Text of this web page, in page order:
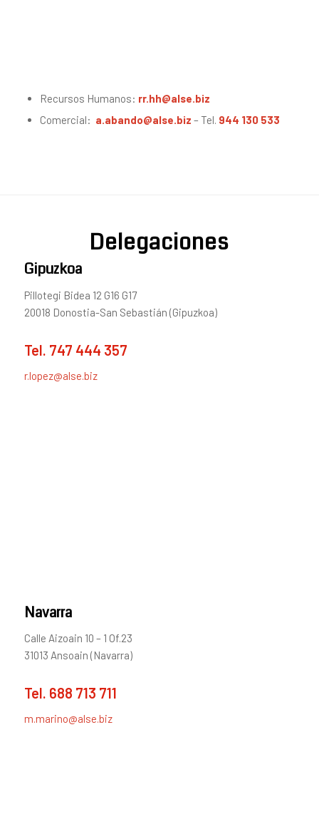
Recursos Humanos: rr.hh@alse.biz
Comercial: a.abando@alse.biz – Tel. 944 130 533
Delegaciones
Gipuzkoa
Pillotegi Bidea 12 G16 G17
20018 Donostia-San Sebastián (Gipuzkoa)
Tel. 747 444 357
r.lopez@alse.biz
Navarra
Calle Aizoain 10 – 1 Of.23
31013 Ansoain (Navarra)
Tel. 688 713 711
m.marino@alse.biz